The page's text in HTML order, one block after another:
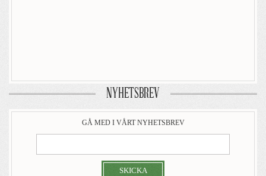
NYHETSBREV
GÅ MED I VÅRT NYHETSBREV
SKICKA